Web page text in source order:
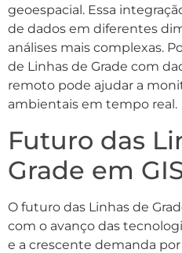
geoespacial. Essa
de dados em diferentes
análises mais complexas.
de Linhas de Grade com
remoto pode ajudar a
ambientais em tempo real.
Futuro das
Grade em
O futuro das Linhas de
com o avanço das
e a crescente demanda